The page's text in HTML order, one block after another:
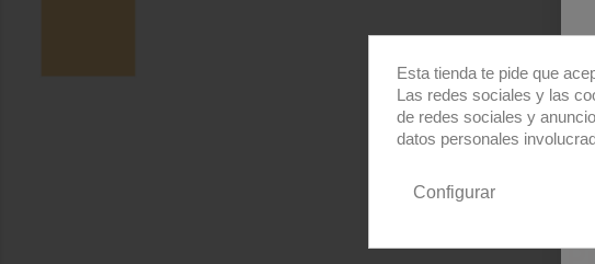
Esta tienda te pide que
Las redes sociales y las
de redes sociales y
datos personales
Configurar